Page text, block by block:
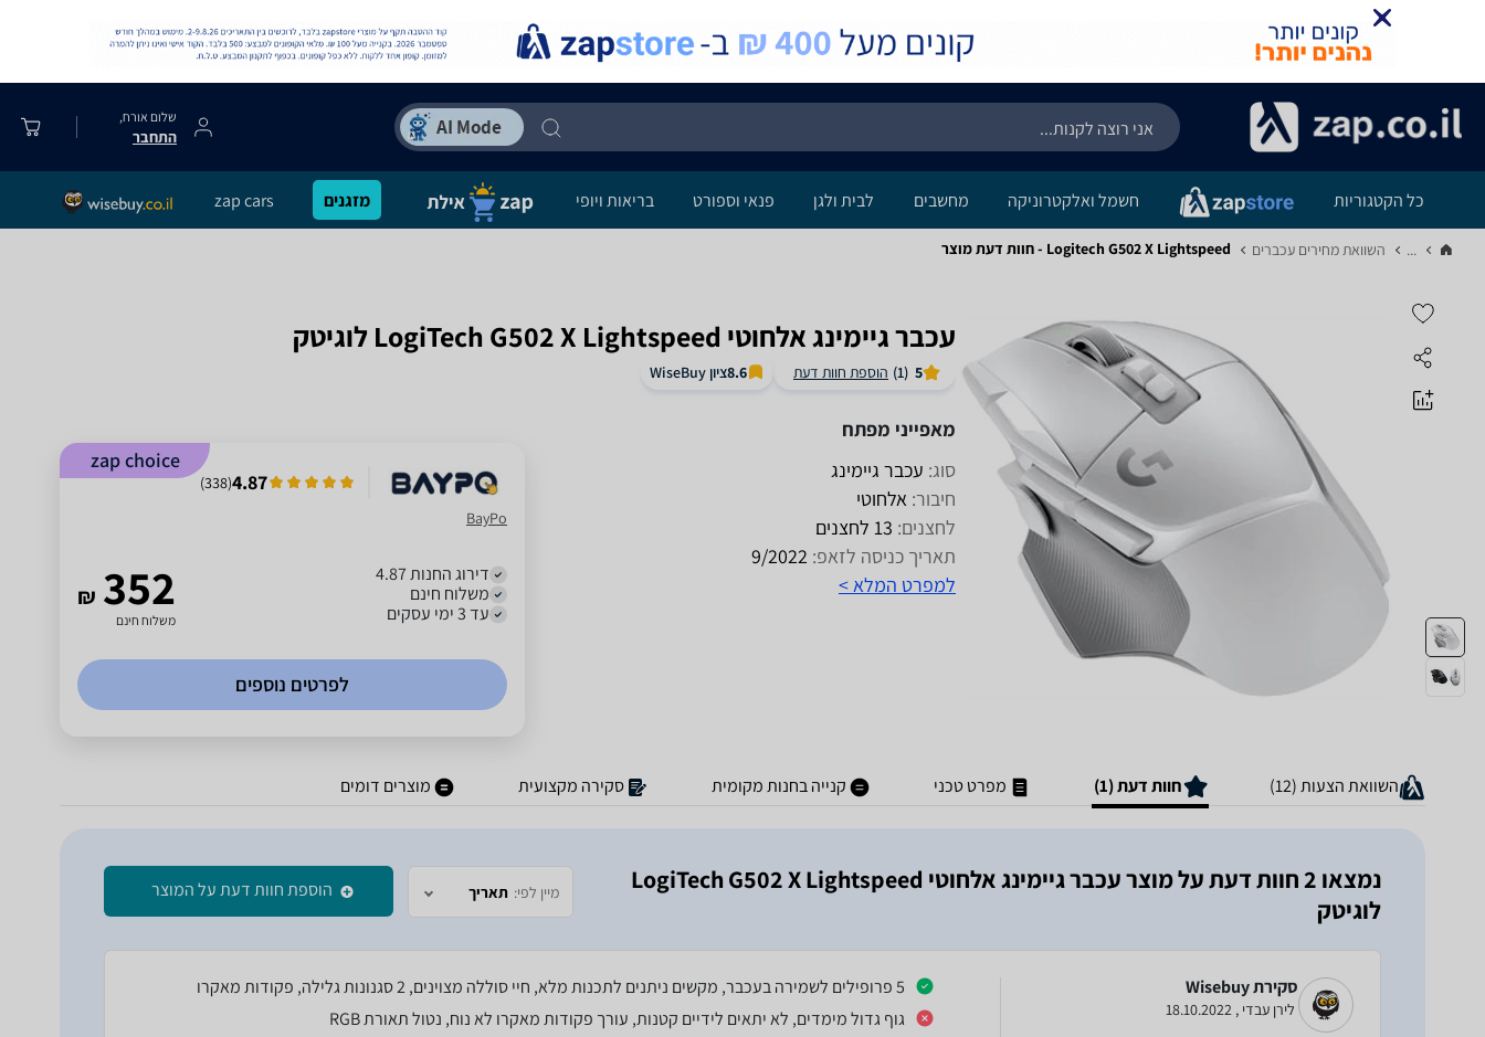
שלום אורח,
התחבר
כל הקטגוריות חשמל ואלקטרוניקה מחשבים לבית ולגן פנאי וספורט בריאות ויופי מזגנים zap cars
... השוואת מחירים עכברים‏ Logitech G502 X Lightspeed - חוות דעת מוצר
‏עכבר גיימינג ‏אלחוטי LogiTech G502 X Lightspeed לוגיטק
5
(1) הוספת חוות דעת 8.6ציון WiseBuy
מאפייני מפתח
סוג: עכבר גיימינג
חיבור: אלחוטי
לחצנים: 13 לחצנים
תאריך כניסה לזאפ: 9/2022
למפרט המלא >
zap choice
4.87
(
338
)
BayPo
דירוג החנות 4.87
משלוח חינם
עד 3 ימי עסקים
₪ 352
משלוח חינם
לפרטים נוספים
השוואת הצעות (12) חוות דעת (1) מפרט טכני קנייה בחנות מקומית סקירה מקצועית מוצרים דומים
נמצאו 2 חוות דעת על מוצר ‏עכבר גיימינג ‏אלחוטי LogiTech G502 X Lightspeed
לוגיטק
מיין לפי: תאריך הוספת חוות דעת על המוצר
סקירת Wisebuy ‏
לירן עבדי , 18.10.2022
5 פרופילים לשמירה בעכבר, מקשים ניתנים לתכנות מלא, חיי סוללה מצוינים, 2 סגנונות גלילה, פקודות מאקרו
גוף גדול מימדים, לא יתאים לידיים קטנות, עורך פקודות מאקרו לא נוח, נטול תאורת RGB